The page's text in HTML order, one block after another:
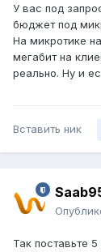
У вас под
бюджет под
На микротике
мегабит на
реально. Ну и
Вставить ник
Так поставьте